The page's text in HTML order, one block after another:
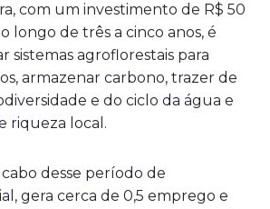
com um investimento de R$ 50
longo de três a cinco anos, é
sistemas agroflorestais para
armazenar carbono, trazer de
e do ciclo da água e
riqueza local.
desse período de
gera cerca de 0,5 emprego e